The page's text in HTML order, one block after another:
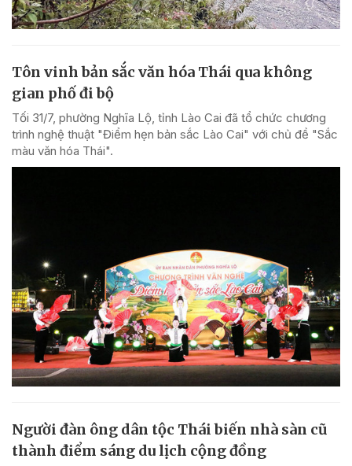
Tôn vinh bản sắc văn hóa Thái qua không
gian phố đi bộ
Tối 31/7, phường Nghĩa Lộ, tỉnh Lào Cai đã tổ chức chương
trình nghệ thuật "Điểm hẹn bản sắc Lào Cai" với chủ đề "Sắc
màu văn hóa Thái".
Người đàn ông dân tộc Thái biến nhà sàn cũ
thành điểm sáng du lịch cộng đồng